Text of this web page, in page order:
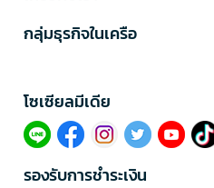
กลุ่มธุรกิจในเครือ
โซเซียลมีเดีย​
รองรับการชำระเงิน